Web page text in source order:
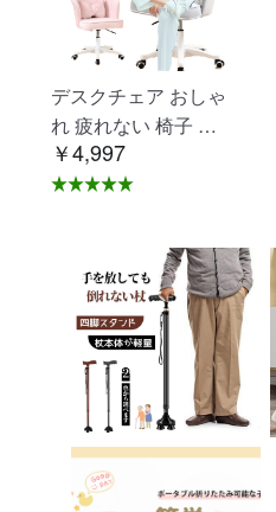
デスクチェア おしゃ
れ 疲れない 椅子 白
ホワイト デスクチェ
ア 疲れにくい 学習椅
学習チェア オフィス
チェア パソコンチェ
ア ベロア調 インテリ
ア 椅子 イス 在宅ワ
ーク アシェル ブリリ
アント C-56
￥4,997